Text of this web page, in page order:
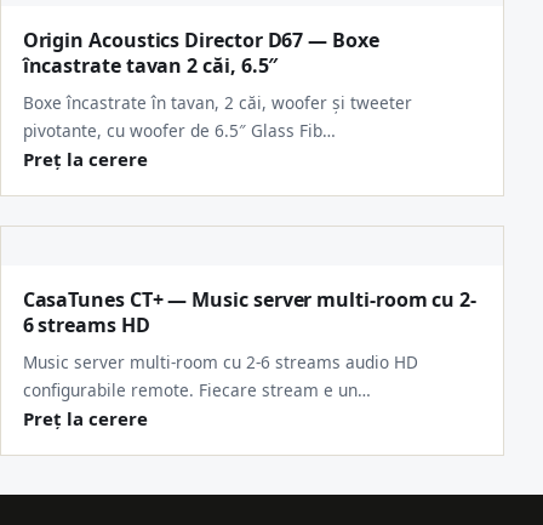
Origin Acoustics Director D67 — Boxe
încastrate tavan 2 căi, 6.5″
Boxe încastrate în tavan, 2 căi, woofer și tweeter
pivotante, cu woofer de 6.5″ Glass Fib…
Preț la cerere
CasaTunes CT+ — Music server multi-room cu 2-
6 streams HD
Music server multi-room cu 2-6 streams audio HD
configurabile remote. Fiecare stream e un…
Preț la cerere